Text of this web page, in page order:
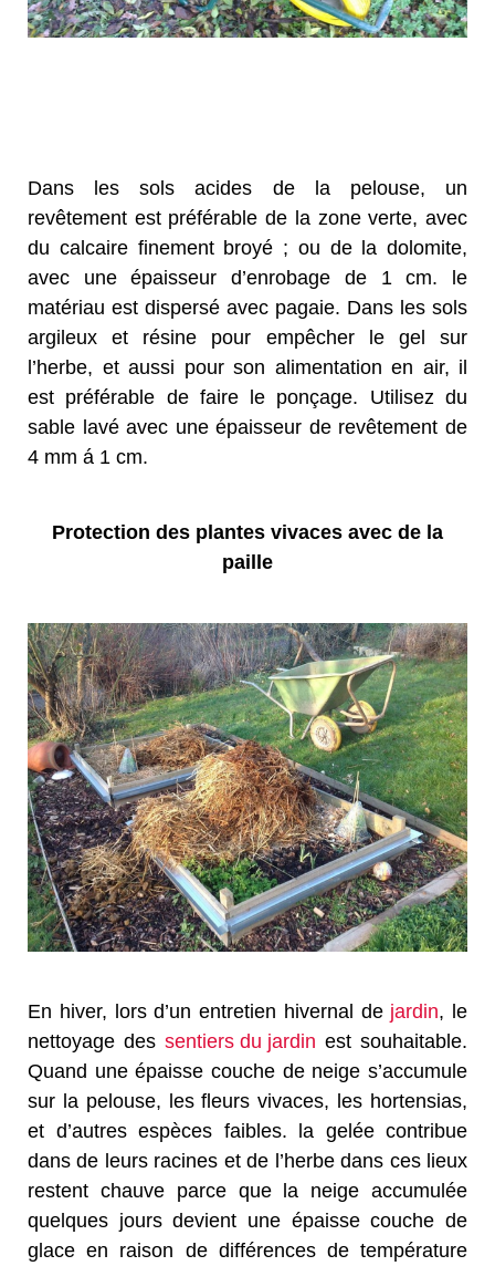
Dans les sols acides de la pelouse, un
revêtement est préférable de la zone verte, avec
du calcaire finement broyé ; ou de la dolomite,
avec une épaisseur d’enrobage de 1 cm. le
matériau est dispersé avec pagaie. Dans les sols
argileux et résine pour empêcher le gel sur
l’herbe, et aussi pour son alimentation en air, il
est préférable de faire le ponçage. Utilisez du
sable lavé avec une épaisseur de revêtement de
4 mm á 1 cm.
Protection des plantes vivaces avec de la
paille
En hiver, lors d’un entretien hivernal de jardin, le
nettoyage des sentiers du jardin est souhaitable.
Quand une épaisse couche de neige s’accumule
sur la pelouse, les fleurs vivaces, les hortensias,
et d’autres espèces faibles. la gelée contribue
dans de leurs racines et de l’herbe dans ces lieux
restent chauve parce que la neige accumulée
quelques jours devient une épaisse couche de
glace en raison de différences de température